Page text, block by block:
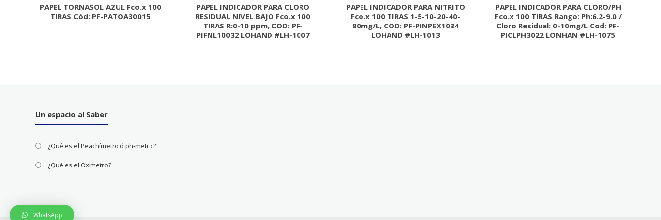
PAPEL TORNASOL AZUL Fco.x 100
TIRAS Cód: PF-PATOA30015
PAPEL INDICADOR PARA CLORO
RESIDUAL NIVEL BAJO Fco.x 100
TIRAS R:0-10 ppm, COD: PF-
PIFNL10032 LOHAND #LH-1007
PAPEL INDICADOR PARA NITRITO
Fco.x 100 TIRAS 1-5-10-20-40-
80mg/L, COD: PF-PINPEX1034
LOHAND #LH-1013
PAPEL INDICADOR PARA CLORO/PH
Fco.x 100 TIRAS Rango: Ph:6.2-9.0 /
Cloro Residual: 0-10mg/L Cod: PF-
PICLPH3022 LONHAN #LH-1075
Un espacio al Saber
¿Qué es el Peachímetro ó ph-metro?
¿Qué es el Oxímetro?
WhatsApp